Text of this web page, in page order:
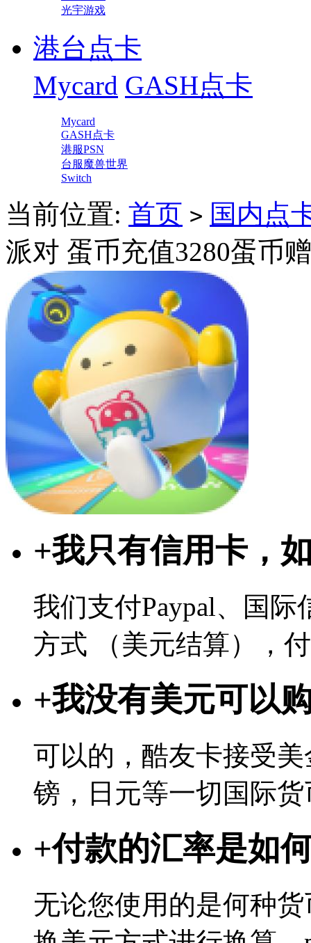
光宇游戏
港台点卡
Mycard GASH点卡
Mycard
GASH点卡
港服PSN
台服魔兽世界
Switch
当前位置: 首页 > 国内点
派对 蛋币充值3280蛋币
+我只有信用卡，
我们支付Paypal、国
方式 （美元结算），
+我没有美元可以
可以的，酷友卡接受
镑，日元等一切国际
+付款的汇率是如
无论您使用的是何种